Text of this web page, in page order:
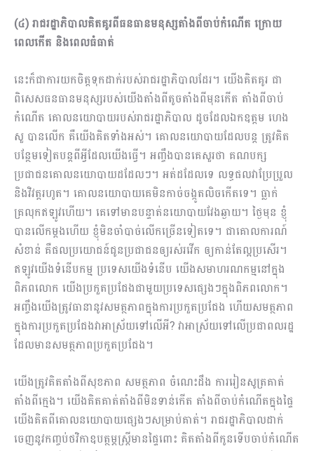
(៤) រាជរដ្ឋាភិបាលគិតគូរពីធនធានមនុស្សតាំងពីចាប់កំណើត ក្រោយ
ពេលកើត និងពេលធំធាត់
នេះក៏ជាការយកចិត្តទុកដាក់របស់រាជរដ្ឋាភិបាលដែរ។ យើងគិតគូរ ជា
ពិសេសធនធានមនុស្សរបស់យើងតាំងពីតូចតាំងពីមុនកើត តាំងពីចាប់
កំណើត គោលនយោបាយរបស់រាជរដ្ឋាភិបាល ដូចដែលឯកឧត្ដម ហេង
សួ បានលើក គឺយើងគិតទាំងអស់។ គោលនយោបាយដែលបន្ត ត្រូវគិត
បន្ថែមទៀតបន្តពីអ្វីដែលយើងធ្វើ។ អញ្ចឹងបានគេសួរថា គណបក្ស
ប្រជាជនគោលនយោបាយដដែលៗ។ អត់ដដែលទេ លទ្ធផលវាប្រែប្រួល
និងវិវត្ត​រហូត។ គោលនយោបាយគេមិនកាច់ចង្កូតលិចកើតទេ។ ធ្លាក់
គ្រលុកឥឡូវហើយ។ គេទៅមានបន្ទាត់នយោបាយវែងឆ្ងាយ។ ថ្ងៃមុន ខ្ញុំ
បានលើកម្ដងហើយ ខ្ញុំមិនចាំបាច់លើកច្រើនទៀតទេ។ ជាគោលការណ៍
សំខាន់ គឺផលប្រយោជន៍ជូនប្រជាជនឲ្យរស់រវើក ឲ្យកាន់តែល្អប្រសើរ។
ឥឡូវយើងទំនើបកម្ម ប្រទេសយើងទំនើប យើងសមាហរណកម្មនៅក្នុង
ពិភពលោក យើងប្រកួតប្រជែងជាមួយប្រទេសផ្សេងៗក្នុងពិភពលោក។
អញ្ចឹងយើងត្រូវធានានូវសមត្ថភាពក្នុងការប្រកួតប្រជែង ហើយសមត្ថភាព
ក្នុងការប្រកួតប្រជែងវាអាស្រ័យទៅលើអី? វាអាស្រ័យទៅលើប្រជាពលរដ្ឋ
ដែលមានសមត្ថភាពប្រកួតប្រជែង។
យើងត្រូវគិតតាំងពីសុខភាព សមត្ថភាព ចំណេះដឹង ការរៀនសូត្រគាត់
តាំងពីក្មេង។ យើងគិតគាត់តាំងពីមិនទាន់កើត តាំងពីចាប់កំណើតក្នុងផ្ទៃ
យើងគិតពីគោលនយោបាយផ្សេងៗសម្រាប់គាត់។ រាជរដ្ឋាភិបាលដាក់
ចេញនូវកញ្ចប់ថវិកាឧបត្ថម្ភស្រ្ដីមានផ្ទៃពោះ គិតតាំងពីកូនទើបចាប់កំណើត